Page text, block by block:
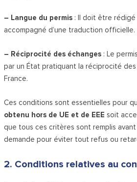
– Langue du permis : Il doit être
accompagné d’une traduction officielle.
– Réciprocité des échanges : Le
par un État pratiquant la réciprocité
France.
Ces conditions sont essentielles pour
obtenu hors de UE et de EEE soit
que tous ces critères sont remplis
demande pour éviter tout refus ou
2. Conditions relatives au